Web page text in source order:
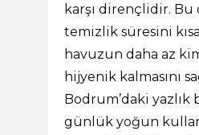
karşı dirençlidir. Bu
temizlik süresini
havuzun daha az
hijyenik kalmasını
Bodrum’daki yazlık
günlük yoğun